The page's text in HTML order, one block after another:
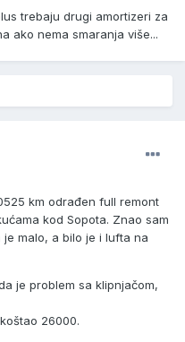
trebaju drugi amortizeri za
ako nema smaranja više...
km odrađen full remont
kod Sopota. Znao sam
malo, a bilo je i lufta na
je problem sa klipnjačom,
26000.